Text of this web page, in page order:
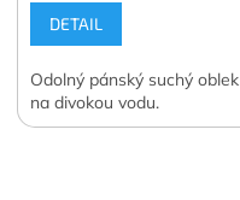
DETAIL
Odolný pánský suchý oblek
na divokou vodu.